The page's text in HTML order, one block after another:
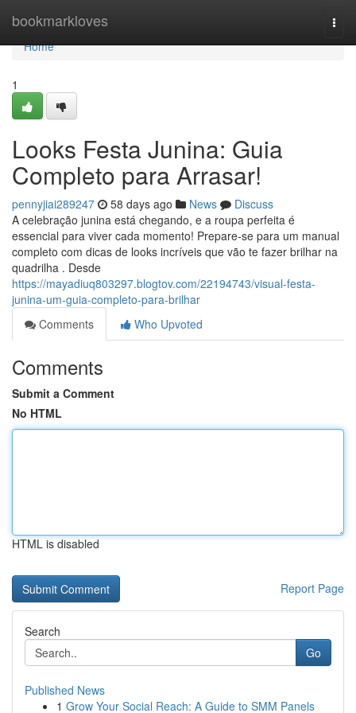
bookmarkloves
Home
Home
1
Looks Festa Junina: Guia
Completo para Arrasar!
pennyjiai289247 58 days ago News
Discuss
A celebração junina está chegando, e a roupa perfeita é
essencial para viver cada momento! Prepare-se para um manual
completo com dicas de looks incríveis que vão te fazer brilhar na
quadrilha . Desde
https://mayadiuq803297.blogtov.com/22194743/visual-festa-
junina-um-guia-completo-para-brilhar
Comments
Who Upvoted
Comments
Submit a Comment
No HTML
HTML is disabled
Report Page
Search
Go
Published News
1 Grow Your Social Reach: A Guide to SMM Panels